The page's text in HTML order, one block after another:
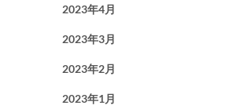
2023年4月
2023年3月
2023年2月
2023年1月